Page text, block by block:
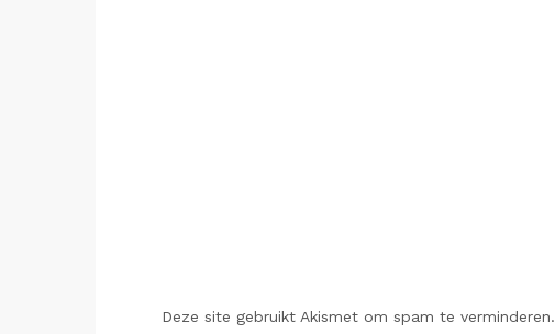
Deze site gebruikt Akismet om spam te verminderen.